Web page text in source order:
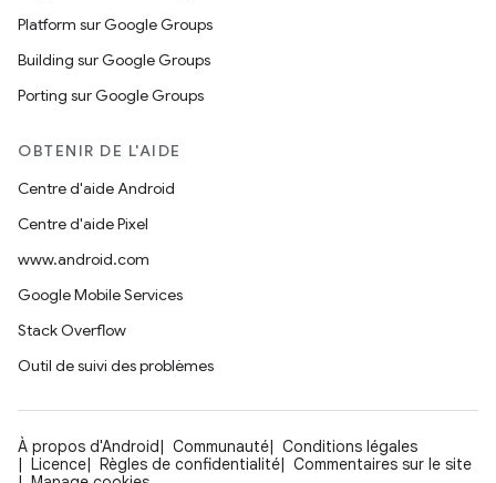
Platform sur Google Groups
Building sur Google Groups
Porting sur Google Groups
OBTENIR DE L'AIDE
Centre d'aide Android
Centre d'aide Pixel
www.android.com
Google Mobile Services
Stack Overflow
Outil de suivi des problèmes
À propos d'Android Communauté
Conditions légales
Licence
Règles de confidentialité
Commentaires sur le site